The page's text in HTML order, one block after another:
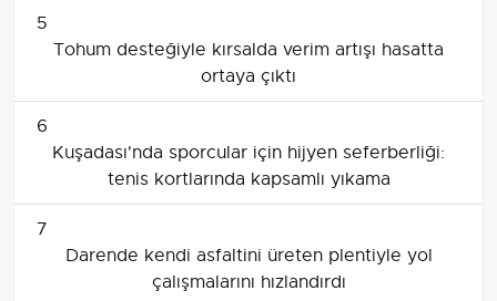
5
Tohum desteğiyle kırsalda verim artışı hasatta
ortaya çıktı
6
Kuşadası'nda sporcular için hijyen seferberliği:
tenis kortlarında kapsamlı yıkama
7
Darende kendi asfaltini üreten plentiyle yol
çalışmalarını hızlandırdı